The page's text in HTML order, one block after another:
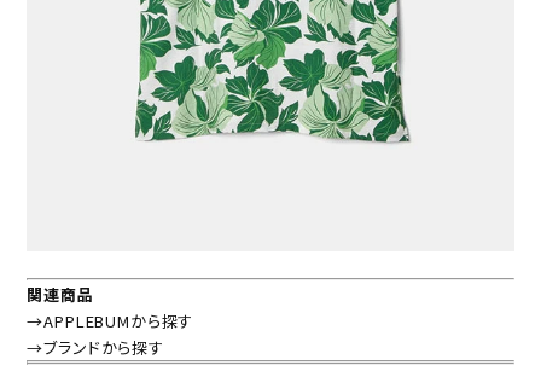
関連商品
→APPLEBUMから探す
→ブランドから探す